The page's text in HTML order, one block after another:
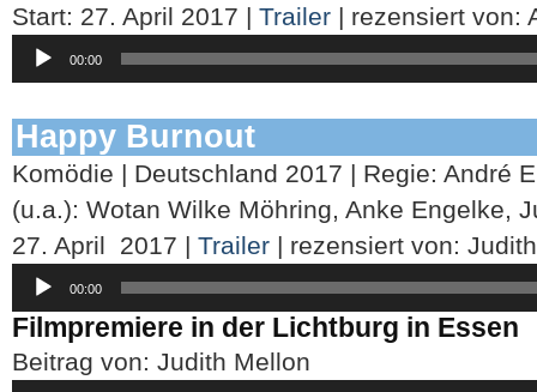
Start: 27. April 2017 | Trailer | rezensiert von:
Player
00:00
Happy Burnout
Komödie | Deutschland 2017 | Regie: André
(u.a.): Wotan Wilke Möhring, Anke Engelke,
27. April 2017 | Trailer | rezensiert von:
Player
00:00
Filmpremiere in der Lichtburg in Essen
Beitrag von: Judith Mellon